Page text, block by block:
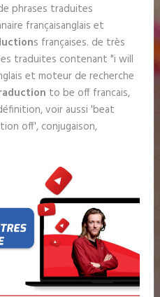
phrases traduites
françaisanglais et
s françaises. de très
traduites contenant "i will
et moteur de recherche
to be off francais,
voir aussi 'beat
off', conjugaison,